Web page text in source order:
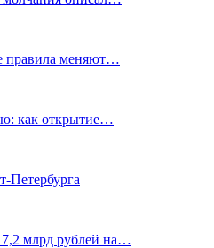
правила меняют…
как открытие…
Петербурга
7,2 млрд рублей на…